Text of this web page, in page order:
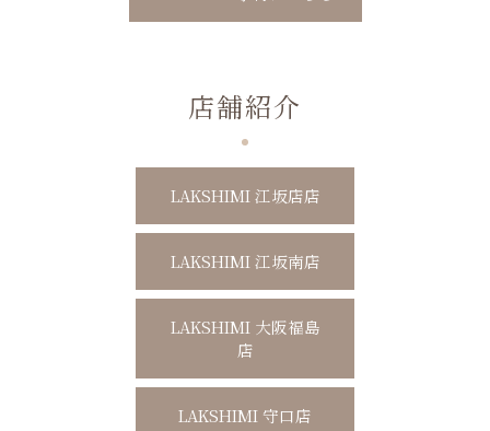
店舗紹介
LAKSHIMI 江坂店店
LAKSHIMI 江坂南店
LAKSHIMI 大阪福島
店
LAKSHIMI 守口店